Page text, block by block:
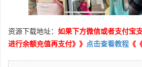
资源下载地址： 如果下方微信或者支付宝
进行余额充值再支付》》 点击查看教程 《